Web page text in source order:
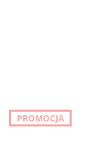
PROMOCJA